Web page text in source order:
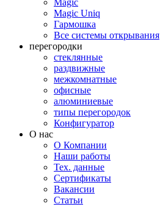
Magic
Magic Uniq
Гармошка
Все системы открывания
перегородки
стеклянные
раздвижные
межкомнатные
офисные
алюминиевые
типы перегородок
Конфигуратор
О нас
О Компании
Наши работы
Тех. данные
Сертификаты
Вакансии
Статьи